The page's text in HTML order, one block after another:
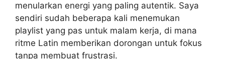
menularkan energi yang paling autentik. Saya
sendiri sudah beberapa kali menemukan
playlist yang pas untuk malam kerja, di mana
ritme Latin memberikan dorongan untuk fokus
tanpa membuat frustrasi.